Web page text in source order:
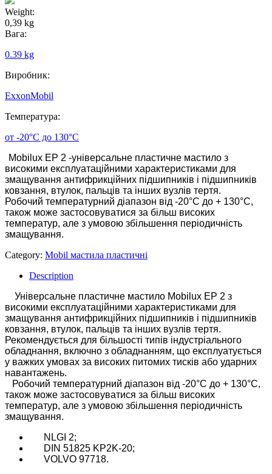
Weight:
0,39 kg
Вага:
0.39 kg
Виробник:
ExxonMobil
Температура:
от -20°С до 130°С
Mobilux EP 2 -універсальне пластичне мастило з
високими експлуатаційними характеристиками для
змащування антифрикційних підшипників і підшипників
ковзання, втулок, пальців та інших вузлів тертя.
Робочий температурний діапазон від -20°С до + 130°С,
також може застосовуватися за більш високих
температур, але з умовою збільшення періодичність
змащування.
Category: Mobil мастила пластичні
Description
Універсальне пластичне мастило Mobilux EP 2 з
високими експлуатаційними характеристиками для
змащування антифрикційних підшипників і підшипників
ковзання, втулок, пальців та інших вузлів тертя.
Рекомендується для більшості типів індустріального
обладнання, включно з обладнанням, що експлуатується
у важких умовах за високих питомих тисків або ударних
навантажень.
Робочий температурний діапазон від -20°С до + 130°С,
також може застосовуватися за більш високих
температур, але з умовою збільшення періодичність
змащування.
NLGI 2;
DIN 51825 KP2K-20;
VOLVO 97718.